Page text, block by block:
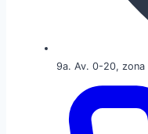
9a. Av. 0-20, zona